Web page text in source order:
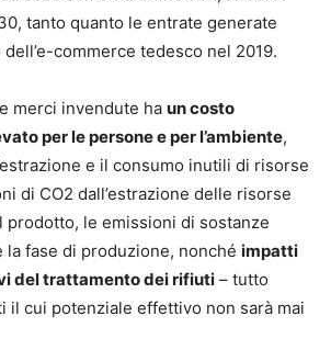
tanto quanto le entrate generate
commerce tedesco nel 2019.
merci invendute ha un costo
per le persone e per l’ambiente,
e il consumo inutili di risorse
di CO2 dall’estrazione delle risorse
prodotto, le emissioni di sostanze
fase di produzione, nonché impatti
del trattamento dei rifiuti – tutto
il ​​cui potenziale effettivo non sarà mai